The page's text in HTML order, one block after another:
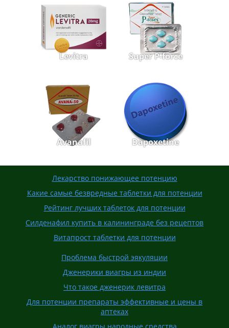
Levitra Super P-force
Avanafil Dapoxetine
Лекарство понижающее потенцию
Какие самые безвредные таблетки для потенции
Рейтинг лучших таблеток для потенции
Силденафил купить в калининграде без рецептов
Витапрост таблетки для потенции
Проблема быстрой эякуляции
Дженерики виагры из индии
Что такое дженерик левитра
Для потенции препараты эффективные и цены в
аптеках